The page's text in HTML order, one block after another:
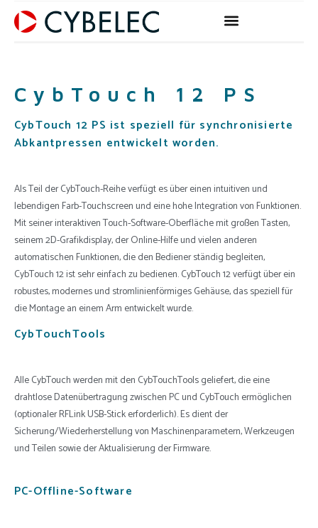
Inhalt
CybTouch 12 PS
CybTouch 12 PS ist speziell für synchronisierte
Abkantpressen entwickelt worden.
Als Teil der CybTouch-Reihe verfügt es über einen intuitiven und
lebendigen Farb-Touchscreen und eine hohe Integration von Funktionen.
Mit seiner interaktiven Touch-Software-Oberfläche mit großen Tasten,
seinem 2D-Grafikdisplay, der Online-Hilfe und vielen anderen
automatischen Funktionen, die den Bediener ständig begleiten,
CybTouch 12 ist sehr einfach zu bedienen. CybTouch 12 verfügt über ein
robustes, modernes und stromlinienförmiges Gehäuse, das speziell für
die Montage an einem Arm entwickelt wurde.
CybTouchTools
Alle CybTouch werden mit den CybTouchTools geliefert, die eine
drahtlose Datenübertragung zwischen PC und CybTouch ermöglichen
(optionaler RFLink USB-Stick erforderlich). Es dient der
Sicherung/Wiederherstellung von Maschinenparametern, Werkzeugen
und Teilen sowie der Aktualisierung der Firmware.
PC-Offline-Software